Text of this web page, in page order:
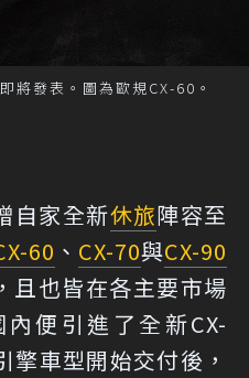
將發表。圖為歐規CX-60。
自家全新休旅陣容至
60 、 CX-70與CX-90
且也皆在各主要市場
便引進了全新CX-
車型開始交付後，